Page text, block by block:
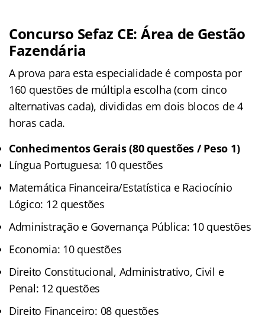
Concurso Sefaz CE: Área de Gestão
Fazendária
A prova para esta especialidade é composta por
160 questões de múltipla escolha (com cinco
alternativas cada), divididas em dois blocos de 4
horas cada.
Conhecimentos Gerais (80 questões / Peso 1)
Língua Portuguesa: 10 questões
Matemática Financeira/Estatística e Raciocínio
Lógico: 12 questões
Administração e Governança Pública: 10 questões
Economia: 10 questões
Direito Constitucional, Administrativo, Civil e
Penal: 12 questões
Direito Financeiro: 08 questões